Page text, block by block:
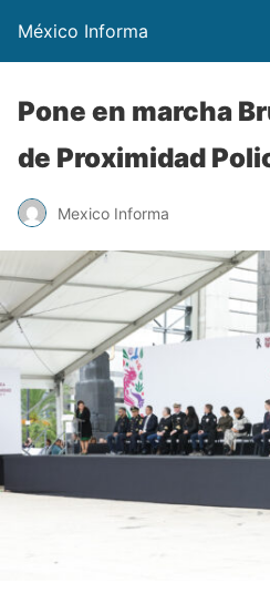
México Informa
Pone en marcha
de Proximidad
Mexico Informa